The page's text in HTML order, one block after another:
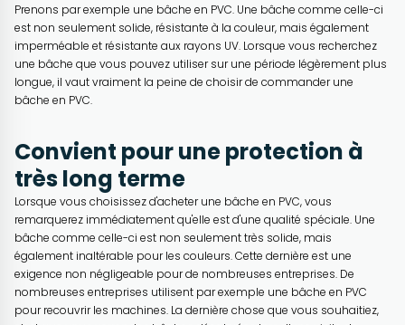
Prenons par exemple une bâche en PVC. Une bâche comme celle-ci
est non seulement solide, résistante à la couleur, mais également
imperméable et résistante aux rayons UV. Lorsque vous recherchez
une bâche que vous pouvez utiliser sur une période légèrement plus
longue, il vaut vraiment la peine de choisir de commander une
bâche en PVC.
Convient pour une protection à
très long terme
Lorsque vous choisissez d'acheter une bâche en PVC, vous
remarquerez immédiatement qu'elle est d'une qualité spéciale. Une
bâche comme celle-ci est non seulement très solide, mais
également inaltérable pour les couleurs. Cette dernière est une
exigence non négligeable pour de nombreuses entreprises. De
nombreuses entreprises utilisent par exemple une bâche en PVC
pour recouvrir les machines. La dernière chose que vous souhaitiez,